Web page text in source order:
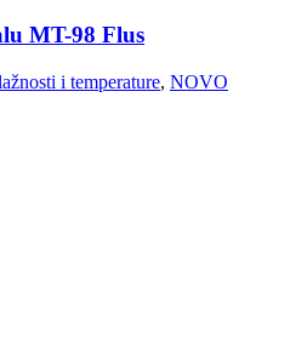
MT-98 Flus
i temperature, NOVO